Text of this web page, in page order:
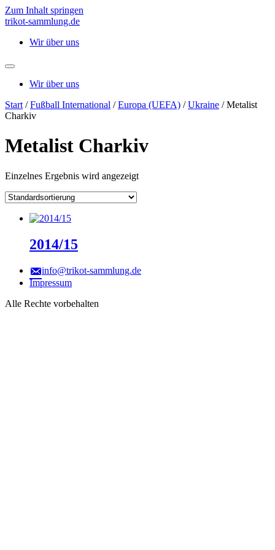
Zum Inhalt springen
trikot-sammlung.de
Wir über uns
Wir über uns
Start /Fußball International /Europa (UEFA) /Ukraine / Metalist
Charkiv
Metalist Charkiv
Einzelnes Ergebnis wird angezeigt
2014/15
info@trikot-sammlung.de
Impressum
Alle Rechte vorbehalten